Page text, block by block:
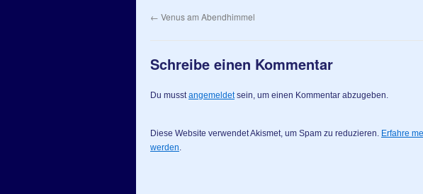
← Venus am Abendhimmel
Schreibe einen Kommentar
Du musstangemeldetsein, um einen Kommentar abzugeben.
Diese Website verwendet Akismet, um Spam zu reduzieren. Erfahre
werden.